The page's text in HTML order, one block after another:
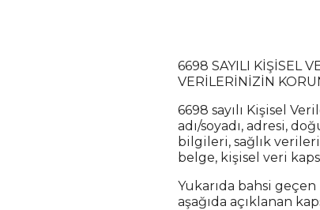
6698 SAYILI KİŞİSEL
VERİLERİNİZİN
6698 sayılı Kişisel
adı/soyadı, adresi,
bilgileri, sağlık
belge, kişisel veri
Yukarıda bahsi geçen
aşağıda açıklanan